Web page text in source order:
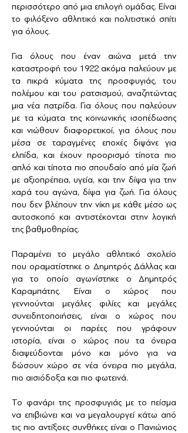
περισσότερο από μια επιλογή ομάδας. Είναι
το φιλόξενο αθλητικό και πολιτιστικό σπίτι
για όλους.
Για όλους που έναν αιώνα μετά την
καταστροφή του 1922 ακόμα παλεύουν με
τα πικρά κύματα της προσφυγιάς, του
πολέμου και του ρατσισμού, αναζητώντας
μια νέα πατρίδα. Για όλους που παλεύουν
με τα κύματα της κοινωνικής ισοπέδωσης
και νιώθουν διαφορετικοί, για όλους που
μέσα σε ταραγμένες εποχές διψάνε για
ελπίδα, και έχουν προορισμό τίποτα πιο
απλό και τίποτα πιο σπουδαίο από μία ζωή
με αξιοπρέπεια, υγεία, και την δίψα για την
χαρά του αγώνα, δίψα για ζωή. Για όλους
που δεν βλέπουν την νίκη με κάθε μέσο ως
αυτοσκοπό και αντιστέκονται στην λογική
της βαθμοθηρίας.
Παραμένει το μεγάλο αθλητικό σχολείο
που οραματίστηκε ο Δημητρός Δάλλας και
για το οποίο αγωνίστηκε ο Δημητρός
Καραμπάτης. Είναι ο χώρος που
γεννιούνται μεγάλες φιλίες και μεγάλες
συνειδητοποιήσεις, είναι ο χώρος που
γεννιούνται οι παρέες που γράφουν
ιστορία, είναι ο χώρος που τα όνειρα
διαψεύδονται μόνο και μόνο για να
δώσουν χώρο σε νέα όνειρα πιο μεγάλα,
πιο αισιόδοξα και πιο φωτεινά.
Το φανάρι της προσφυγιάς με το πείσμα
να επιβιώνει και να μεγαλουργεί κάτω από
τις πιο αντίξοες συνθήκες είναι ο Πανιώνιος